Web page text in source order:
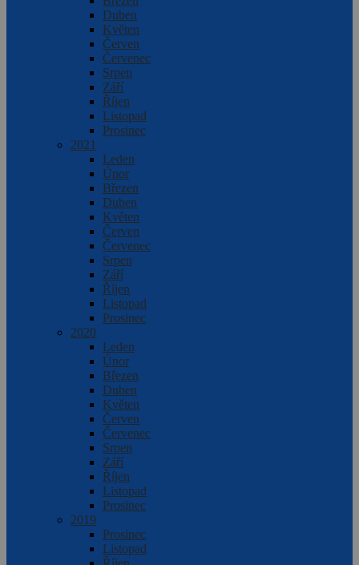
Duben
Květen
Červen
Červenec
Srpen
Září
Říjen
Listopad
Prosinec
2021
Leden
Únor
Březen
Duben
Květen
Červen
Červenec
Srpen
Září
Říjen
Listopad
Prosinec
2020
Leden
Únor
Březen
Duben
Květen
Červen
Červenec
Srpen
Září
Říjen
Listopad
Prosinec
2019
Prosinec
Listopad